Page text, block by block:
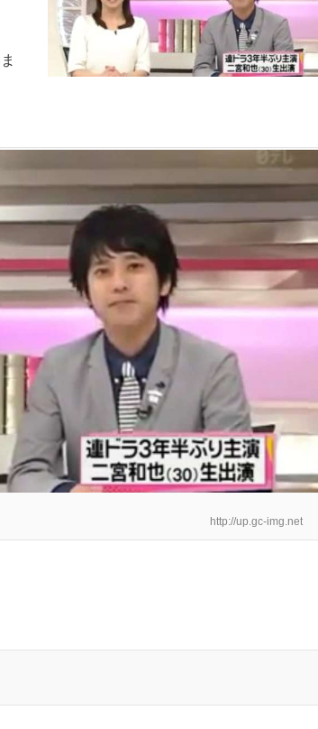
http://up.gc-img.net